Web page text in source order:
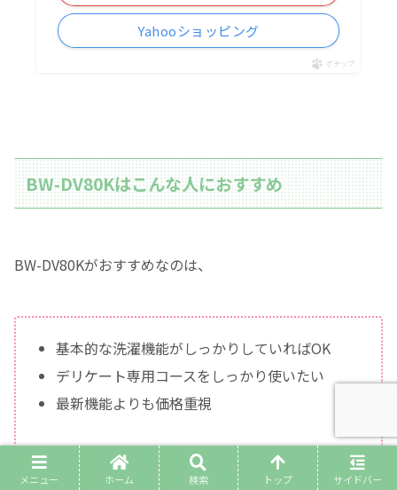
Yahooショッピング
ポチップ
BW-DV80Kはこんな人におすすめ
BW-DV80Kがおすすめなのは、
基本的な洗濯機能がしっかりしていればOK
デリケート専用コースをしっかり使いたい
最新機能よりも価格重視
メニュー ホーム 検索 トップ サイドバー